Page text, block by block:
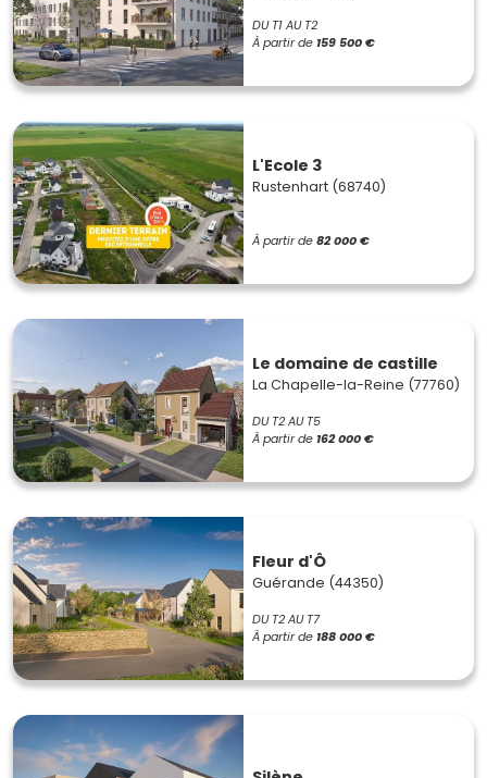
DU T1 AU T2
À partir de 159 500 €
L'Ecole 3
Rustenhart (68740)
À partir de82 000 €
Le domaine de castille
La Chapelle-la-Reine (77760)
DU T2 AU T5
À partir de 162 000 €
Fleur d'Ô
Guérande (44350)
DU T2 AU T7
À partir de 188 000 €